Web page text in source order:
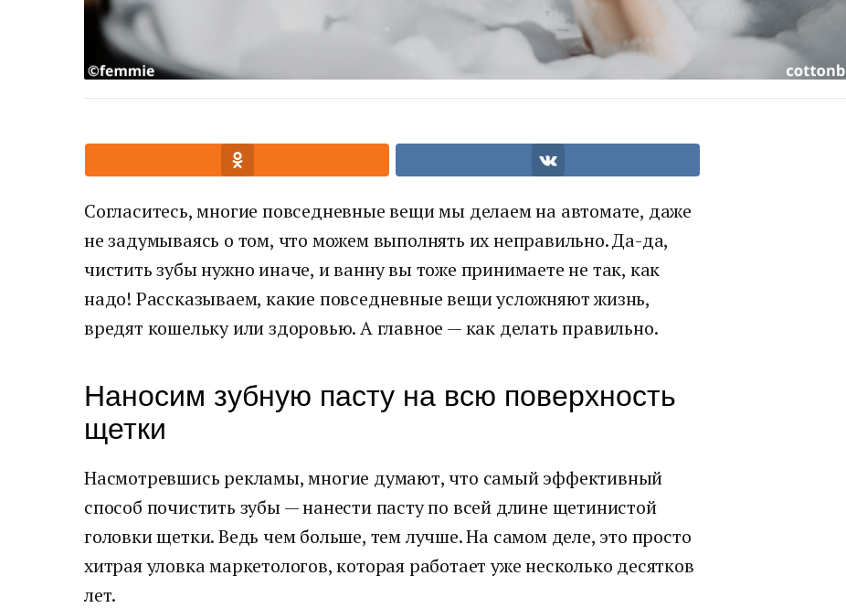
Согласитесь, многие повседневные вещи мы делаем на автомате, даже
не задумываясь о том, что можем выполнять их неправильно. Да-да,
чистить зубы нужно иначе, и ванну вы тоже принимаете не так, как
надо! Рассказываем, какие повседневные вещи усложняют жизнь,
вредят кошельку или здоровью. А главное — как делать правильно.
Наносим зубную пасту на всю поверхность
щетки
Насмотревшись рекламы, многие думают, что самый эффективный
способ почистить зубы — нанести пасту по всей длине щетинистой
головки щетки. Ведь чем больше, тем лучше. На самом деле, это просто
хитрая уловка маркетологов, которая работает уже несколько десятков
лет.